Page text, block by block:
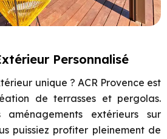
Personnalisé
unique ? ACR Provence est
de terrasses et pergolas.
aménagements extérieurs sur
puissiez profiter pleinement de